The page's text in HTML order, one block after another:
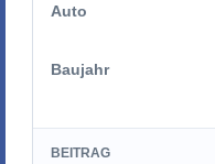
Auto
Baujahr
BEITRAG